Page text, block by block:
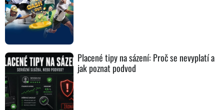
Placené tipy na sázení: Proč se nevyplatí a
jak poznat podvod